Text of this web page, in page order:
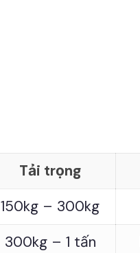
Tải trọng
150kg – 300kg
300kg – 1 tấn